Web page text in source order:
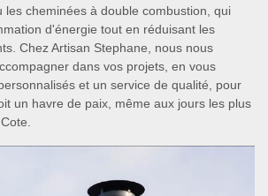
les cheminées à double combustion, qui
d'énergie tout en réduisant les
Chez Artisan Stephane, nous nous
dans vos projets, en vous
et un service de qualité, pour
un havre de paix, même aux jours les plus